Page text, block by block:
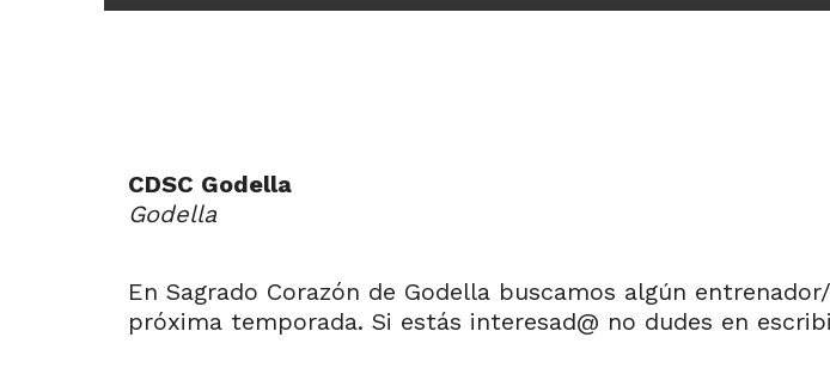
CDSC Godella
Godella
En Sagrado Corazón de Godella buscamos algún
próxima temporada. Si estás interesad@ no dudes en